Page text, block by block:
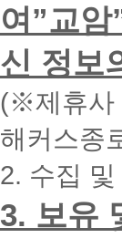
시
면
빠
른
간
내
에
화
드
리
겠
습
여”교
신 정보
(※제휴사
해커스종
2. 수집
3. 보유